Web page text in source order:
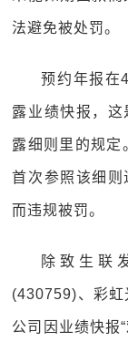
法避免被处罚。
预约年报在
露业绩快报，
露细则里的规定
首次参照该细
而违规被罚。
除致生联
(430759)、彩
公司因业绩快报